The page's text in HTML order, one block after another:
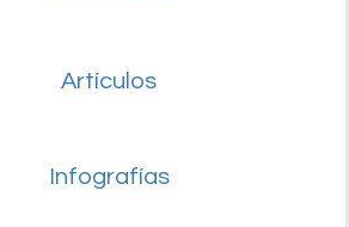
Artículos
Infografías